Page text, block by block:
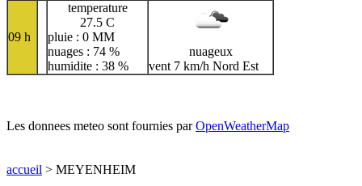
09 h
temperature
27.5 C
pluie : 0 MM
nuages : 74 %
humidite : 38 %
nuageux
vent 7 km/h Nord Est
Les donnees meteo sont fournies parOpenWeatherMap
accueil > MEYENHEIM